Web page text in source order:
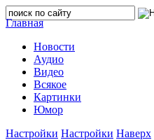
Главная
Новости
Аудио
Видео
Всякое
Картинки
Юмор
Настройки Настройки Наверх